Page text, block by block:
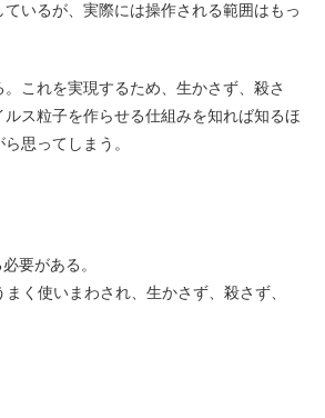
いるが、実際には操作される範囲はもっ
これを実現するため、生かさず、殺さ
ス粒子を作らせる仕組みを知れば知るほ
思ってしまう。
要がある。
く使いまわされ、生かさず、殺さず、